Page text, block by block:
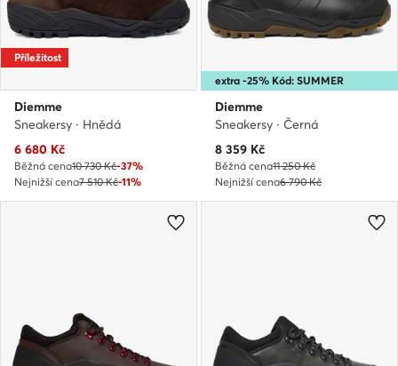
Příležitost
Diemme
Sneakersy · Hnědá
Aktuální cena
6 680 Kč
Běžná cena10 730 Kč-37%
Nejnižší cena7 510 Kč-11%
extra -25% Kód: SUMMER
Diemme
Sneakersy · Černá
Aktuální cena
8 359 Kč
Běžná cena11 250 Kč
Nejnižší cena6 790 Kč